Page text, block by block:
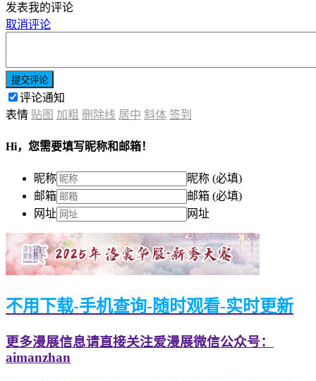
发表我的评论
取消评论
提交评论
评论通知
表情 贴图 加粗 删除线 居中 斜体 签到
Hi，您需要填写昵称和邮箱！
昵称
昵称 (必填)
邮箱
邮箱 (必填)
网址
网址
不用下载-手机查询-随时观看-实时更新
更多漫展信息请直接关注爱漫展微信公众号：
aimanzhan